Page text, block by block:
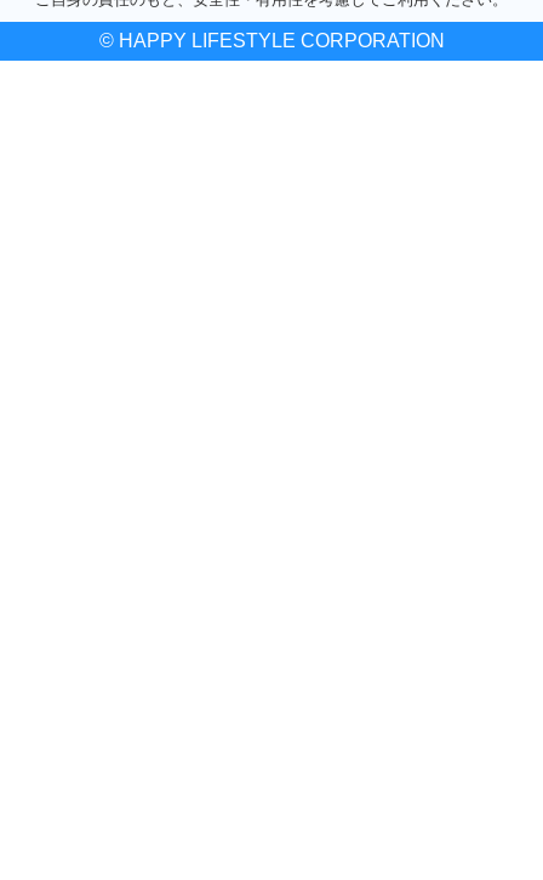
© HAPPY LIFESTYLE CORPORATION